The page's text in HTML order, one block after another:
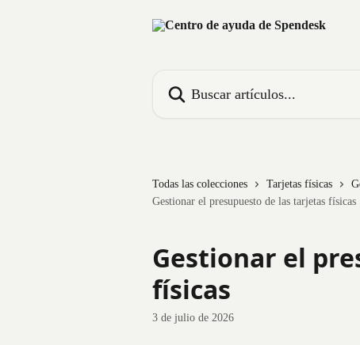
Todas las colecciones Tarjetas físicas
Gestionar el presupuesto de las tarjetas físicas
Gestionar el
físicas
3 de julio de 2026